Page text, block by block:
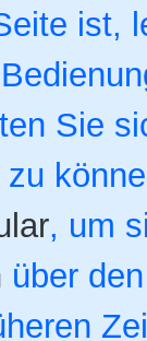
ist,
Sie
, um
über